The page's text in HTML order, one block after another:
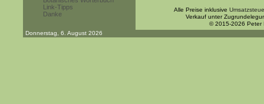
Link-Tipps
Danke
Alle Preise inklusive
Verkauf unter
© 2015-2026 Peter
Donnerstag, 6. August 2026